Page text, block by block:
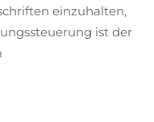
einzuhalten,
ist der